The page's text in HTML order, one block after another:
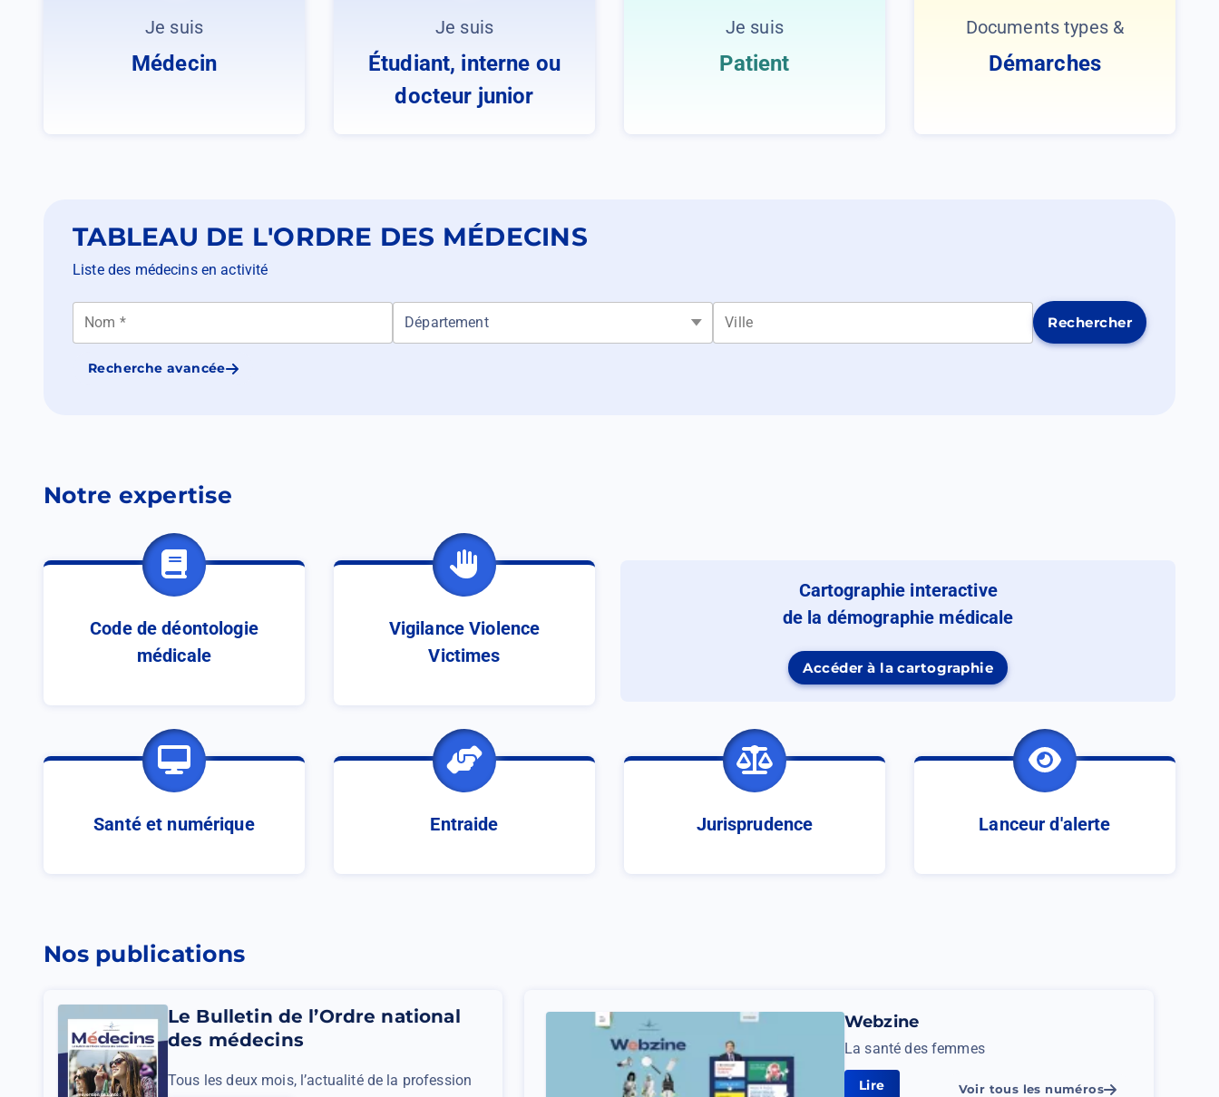
Je suis
Médecin
Je suis
Étudiant, interne ou
docteur junior
Je suis
Patient
Documents types &
Démarches
TABLEAU DE L'ORDRE DES MÉDECINS
Liste des médecins en activité
Nom * Department Ville
Recherche avancée
Notre expertise
Code de déontologie
médicale
Vigilance Violence
Victimes
Santé et numérique Entraide
Jurisprudence
Lanceur d'alerte
Cartographie interactive
de la démographie médicale
Accéder à la cartographie(Ouvrir
dans
nouvel
onglet)
Nos publications
Le Bulletin de l’Ordre national
des médecins
Tous les deux mois, l’actualité de la profession
Webzine
La santé des femmes
Lire Voir tous les numéros